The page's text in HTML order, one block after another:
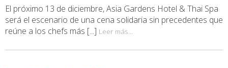
El próximo 13 de diciembre, Asia Gardens Hotel & Thai Spa
será el escenario de una cena solidaria sin precedentes que
reúne a los chefs más [...] Leer más...